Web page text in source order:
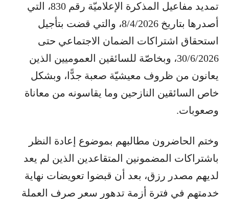
تمديد مفاعيل المذكرة الإعلاميّة رقم 830، التي
أصدرها بتاريخ 8/4/2026، والتي قضت بتأجيل
استحقاق اشتراكات الضمان الاجتماعي حتى
30/6/2026، وبخاصّة للسائقين العموميين الذين
يعانون من ظروف معيشيّة صعبة جدًّا، وبشكل
خاص السائقين النازحين وما يقاسونه من معاناة
وصعوبات.
وختم الحاضرون مطالبهم بموضوع إعادة النظر
باشتراكات المضمونين المتقاعدين الذين لم يعد
لديهم مصدر رزق، بعد أن قبضوا تعويضات نهاية
خدمتهم في فترة أزمة تدهور سعر صرف العملة